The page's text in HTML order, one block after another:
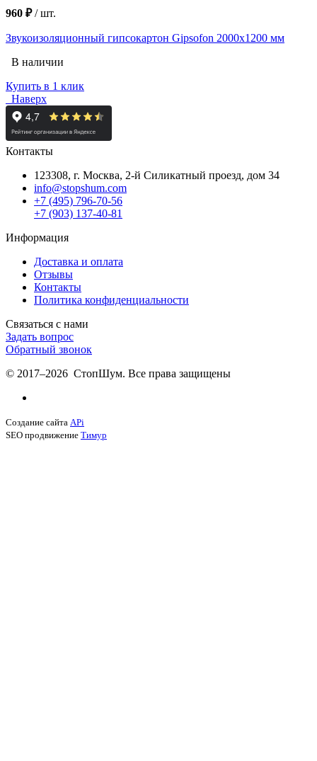
960 ₽/шт.
Звукоизоляционный гипсокартон Gipsofon 2000х1200 мм
В наличии
Купить в 1 клик
Наверх
Контакты
123308, г. Москва, 2-й Силикатный проезд, дом 34
info@stopshum.com
+7 (495) 796-70-56
+7 (903) 137-40-81
Информация
Доставка и оплата
Отзывы
Контакты
Политика конфиденциальности
Связаться с нами
Задать вопрос
Обратный звонок
© 2017–2026 СтопШум. Все права защищены
Создание сайта APi
SEO продвижение Тимур